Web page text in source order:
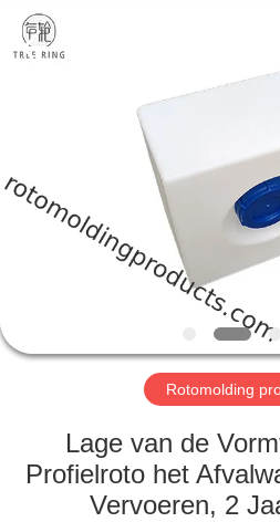
PRODUCTEN
VIDEOS
ONGEVEER
ONS
FABRIEKSREIS
Plastics
CO.,
Rotomolding
Lage van de
Profielroto het
Vervoeren, 2